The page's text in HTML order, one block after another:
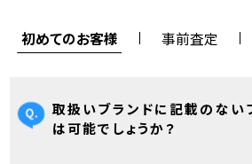
初めてのお客様 事前査定
取扱いブランドに記載のない
は可能でしょうか？